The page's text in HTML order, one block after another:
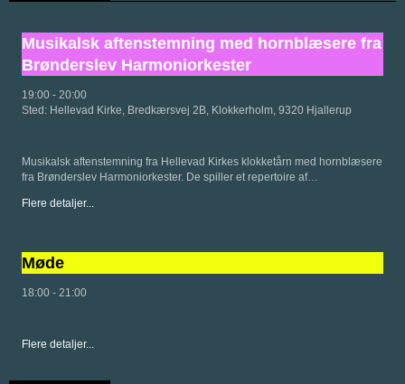
Musikalsk aftenstemning med hornblæsere fra
Brønderslev Harmoniorkester
19:00 - 20:00
Sted: Hellevad Kirke, Bredkærsvej 2B, Klokkerholm, 9320 Hjallerup
Musikalsk aftenstemning fra Hellevad Kirkes klokketårn med hornblæsere
fra Brønderslev Harmoniorkester. De spiller et repertoire af…
Flere detaljer...
Møde
18:00 - 21:00
Flere detaljer...